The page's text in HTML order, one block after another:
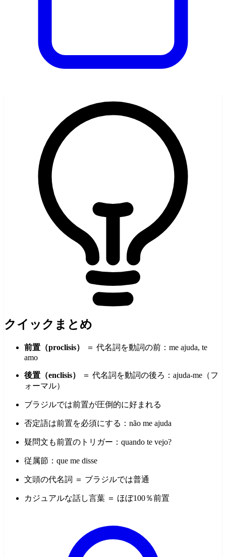
クイックまとめ
前置（proclisis）
＝ 代名詞を動詞の前：me ajuda, te
amo
後置（enclisis）
＝ 代名詞を動詞の後ろ：ajuda-me（フ
ォーマル）
ブラジルでは前置が圧倒的に好まれる
否定語は前置を必須にする：não me ajuda
疑問文も前置のトリガー：quando te vejo?
従属節：que me disse
文頭の代名詞 ＝ ブラジルでは普通
カジュアルな話し言葉 ＝ ほぼ100％前置